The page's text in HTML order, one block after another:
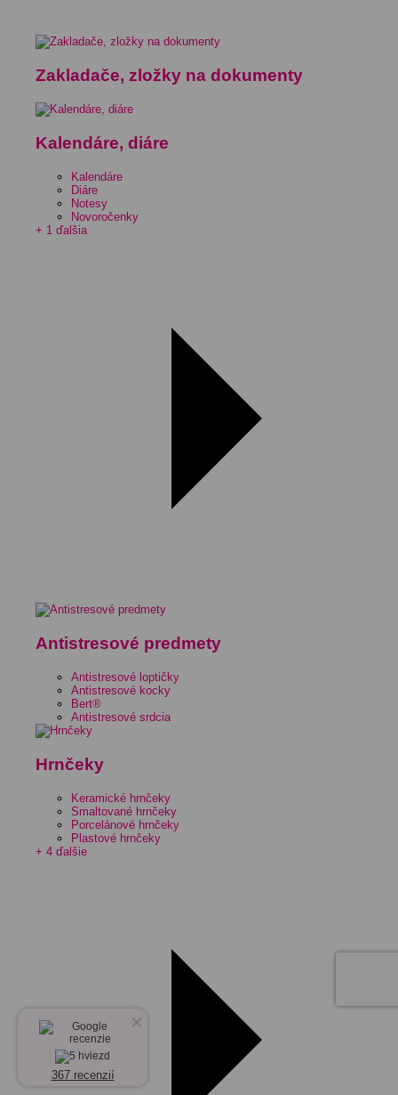
Zakladače, zložky na dokumenty
Kalendáre, diáre
Kalendáre
Diáre
Notesy
Novoročenky
+ 1 ďalšia
Antistresové predmety
Antistresové loptičky
Antistresové kocky
Bert®
Antistresové srdcia
Hrnčeky
Keramické hrnčeky
Smaltované hrnčeky
Porcelánové hrnčeky
Plastové hrnčeky
+ 4 ďalšie
×
367 recenzií